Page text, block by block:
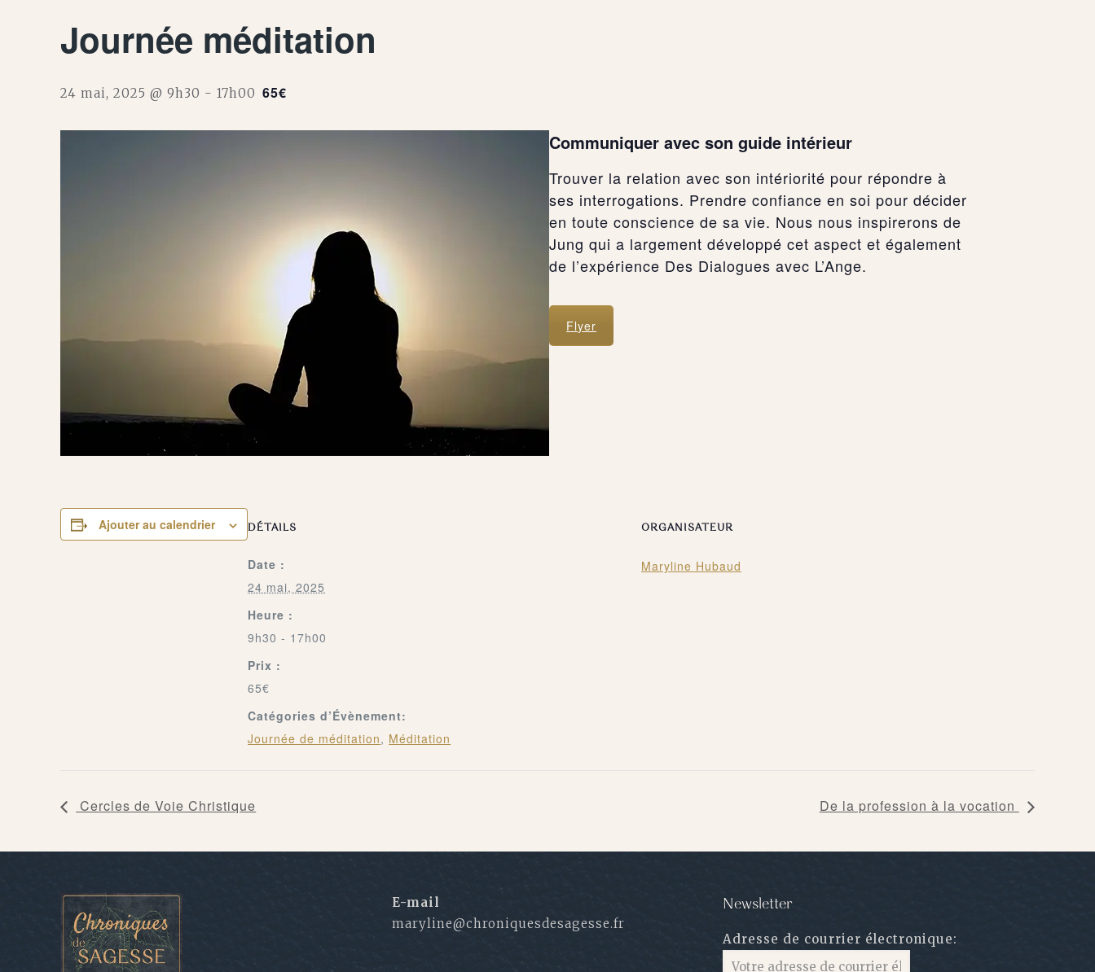
Journée méditation
24 mai, 2025 @ 9h30 -17h00 65€
Communiquer avec son guide intérieur
Trouver la relation avec son intériorité pour répondre à
ses interrogations. Prendre confiance en soi pour décider
en toute conscience de sa vie. Nous nous inspirerons de
Jung qui a largement développé cet aspect et également
de l’expérience Des Dialogues avec L’Ange.
Flyer
Ajouter au calendrier DÉTAILS
Date :
24 mai, 2025
Heure :
9h30 - 17h00
Prix :
65€
Catégories d’Évènement:
Journée de méditation, Méditation
ORGANISATEUR
Maryline Hubaud
Cercles de Voie Christique De la profession à la vocation
E-mail
maryline@chroniquesdesagesse.fr
Newsletter
Adresse de courrier électronique: